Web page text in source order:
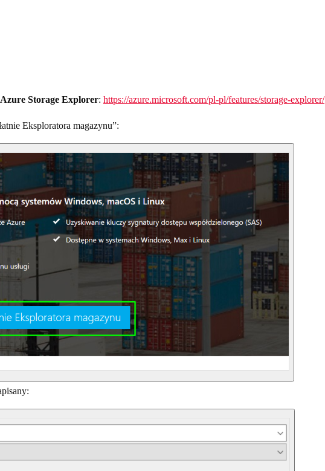
Storage Explorer: https://azure.microsoft.com/pl-pl/features/storage-explorer/
Eksploratora magazynu”: